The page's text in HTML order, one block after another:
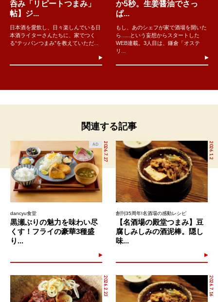
呑み「リピートつまみ」
帖】ジ...
日本酒を愛飲し、日々楽しんでいる日
本酒ライターさんたちに、家でつく
る“テッパンつまみ”を教えていただ...
か5秒。生姜醤油でさっ
ぱ...
もし、あのシェフが家で酒場を開いた
ら......という妄想からスタートした
WEB連載。3人目は、鎌倉「オステ
リ...
関連する記事
2026.7.27
AD
dancyu食堂
黒瀬ぶりの魅力を味わい尽
くす！フライの豪華3種盛
り...
2026.1.2
創刊35周年!名酒場の感動レシピ
【名酒場の殿堂つまみ】豆
腐しみしみの酒泥棒。隠し
味...
2026.2.23 2026.7.16